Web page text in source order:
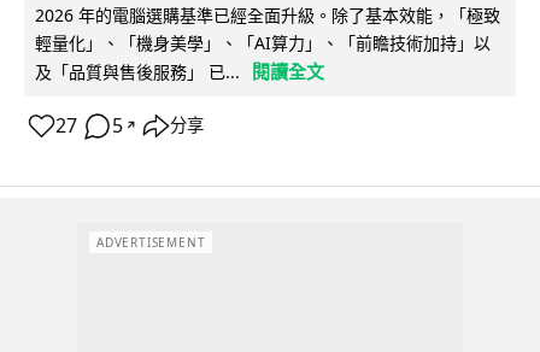
2026 年的電腦選購基準已經全面升級。除了基本效能，「極致
輕量化」、「機身美學」、「AI算力」、「前瞻技術加持」以
及「品質與售後服務」 已...
閱讀全文
27 5 ↗ 分享
ADVERTISEMENT